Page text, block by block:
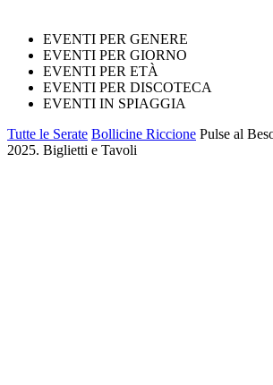
EVENTI PER GENERE
EVENTI PER GIORNO
EVENTI PER ETÀ
EVENTI PER DISCOTECA
EVENTI IN SPIAGGIA
Tutte le Serate Bollicine Riccione Pulse al
2025. Biglietti e Tavoli